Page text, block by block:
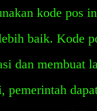
kode pos
baik. Kode
dan membuat